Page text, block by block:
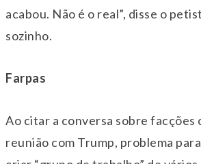
acabou. Não é o real”, disse o
sozinho.
Farpas
Ao citar a conversa sobre facções
reunião com Trump, problema